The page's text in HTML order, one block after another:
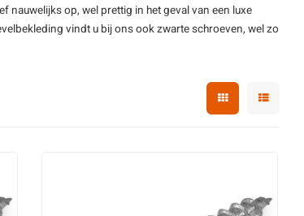
nauwelijks op, wel prettig in het geval van een luxe
vindt u bij ons ook zwarte schroeven, wel zo